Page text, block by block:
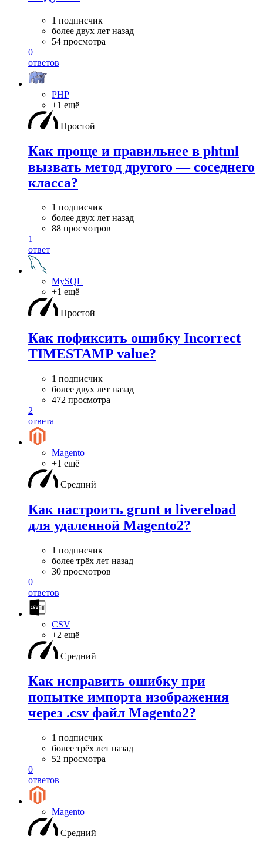
1 подписчик
более двух лет назад
54 просмотра
0
ответов
PHP
+1 ещё
Простой
Как проще и правильнее в phtml
вызвать метод другого — соседнего
класса?
1 подписчик
более двух лет назад
88 просмотров
1
ответ
MySQL
+1 ещё
Простой
Как пофиксить ошибку Incorrect
TIMESTAMP value?
1 подписчик
более двух лет назад
472 просмотра
2
ответа
Magento
+1 ещё
Средний
Как настроить grunt и livereload
для удаленной Magento2?
1 подписчик
более трёх лет назад
30 просмотров
0
ответов
CSV
+2 ещё
Средний
Как исправить ошибку при
попытке импорта изображения
через .csv файл Magento2?
1 подписчик
более трёх лет назад
52 просмотра
0
ответов
Magento
Средний